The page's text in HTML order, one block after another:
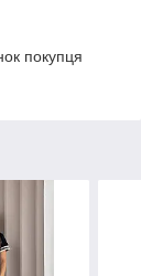
покупця